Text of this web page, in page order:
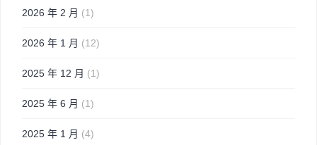
2026 年 2 月 (1)
2026 年 1 月 (12)
2025 年 12 月 (1)
2025 年 6 月 (1)
2025 年 1 月 (4)